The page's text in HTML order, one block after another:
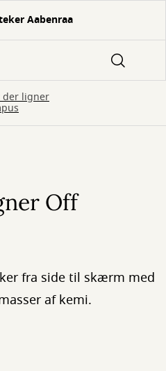
Aabenraa
der ligner
Off
fra side til skærm med
af kemi.